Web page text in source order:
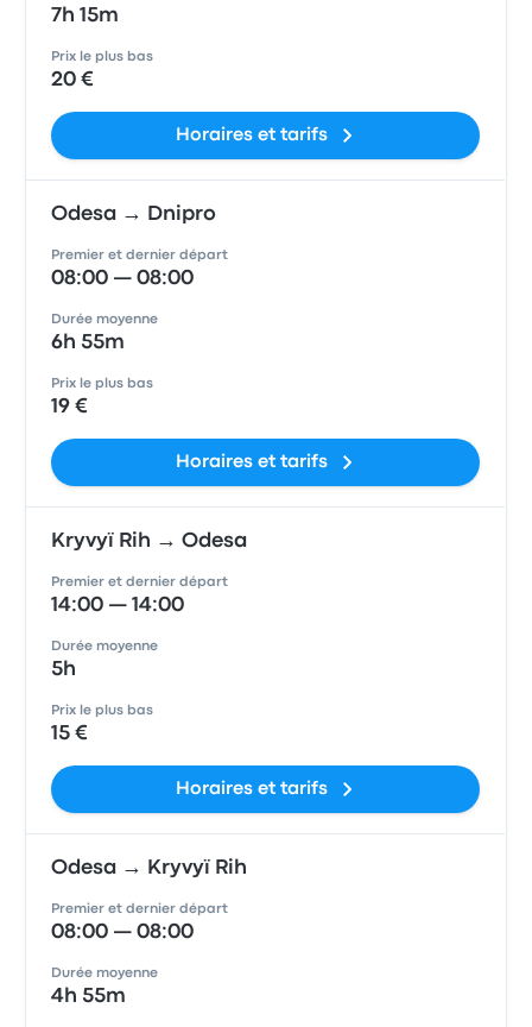
7h 15m
Prix le plus bas
20 €
Horaires et tarifs
Odesa → Dnipro
Premier et dernier départ
08:00 — 08:00
Durée moyenne
6h 55m
Prix le plus bas
19 €
Horaires et tarifs
Kryvyï Rih → Odesa
Premier et dernier départ
14:00 — 14:00
Durée moyenne
5h
Prix le plus bas
15 €
Horaires et tarifs
Odesa → Kryvyï Rih
Premier et dernier départ
08:00 — 08:00
Durée moyenne
4h 55m